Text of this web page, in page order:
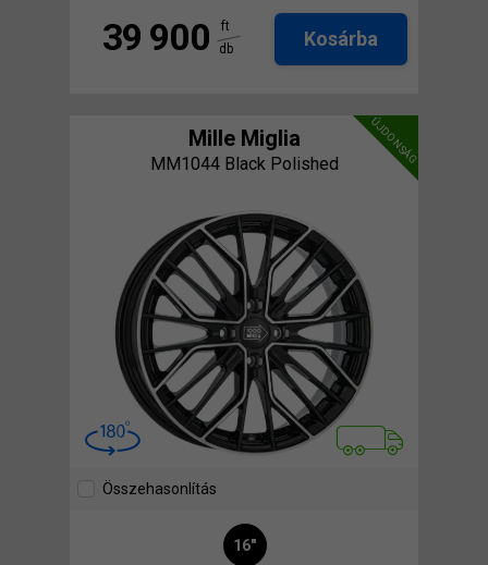
39 900
ft
db
Kosárba
ÚJDONSÁG
Mille Miglia
MM1044 Black Polished
Összehasonlítás
16"